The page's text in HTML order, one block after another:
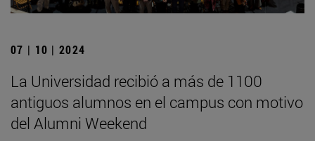
07 | 10 | 2024
La Universidad recibió a más de 1100
antiguos alumnos en el campus con motivo
del Alumni Weekend